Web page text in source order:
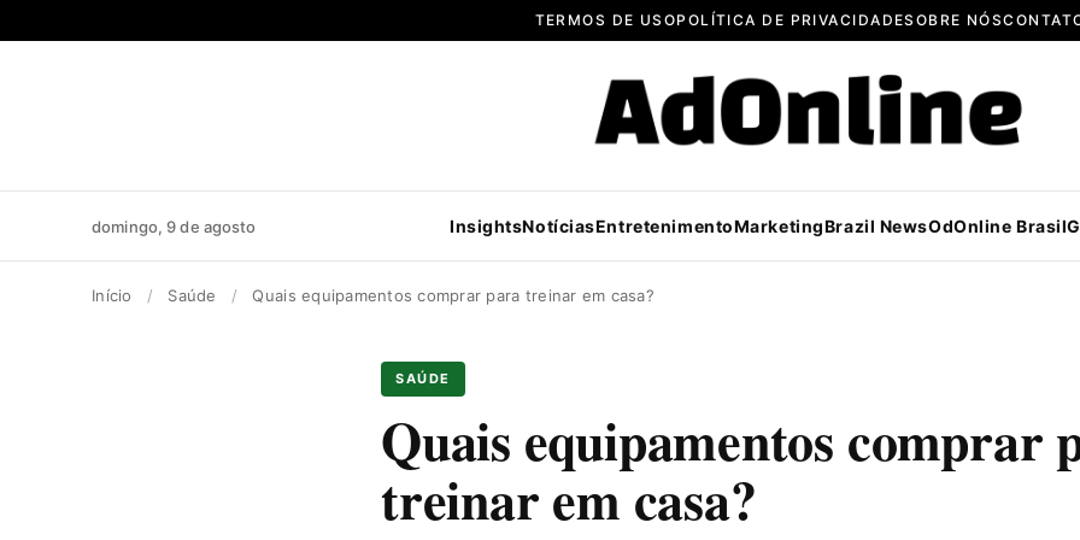
para
TERMOS DE USOPOLÍTICA DE PRIVACIDADESOBRE NÓS
domingo, 9 de agosto InsightsNotíciasEntretenimentoMarketingBrazil NewsOdOnline Brasil
Início / Saúde / Quais equipamentos comprar para treinar em casa?
SAÚDE
Quais equipamentos comprar
treinar em casa?